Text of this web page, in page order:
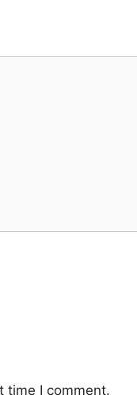
time I comment.